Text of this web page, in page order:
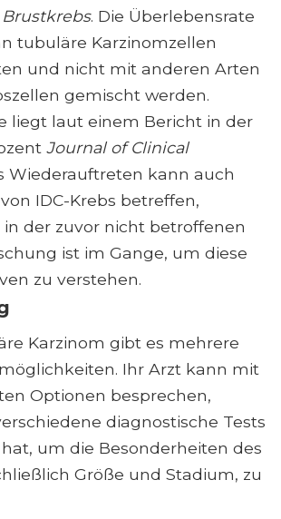
. Die Überlebensrate
tubuläre Karzinomzellen
und nicht mit anderen Arten
gemischt werden.
liegt laut einem Bericht in der
Journal of Clinical
Wiederauftreten kann auch
IDC-Krebs betreffen,
in der zuvor nicht betroffenen
ist im Gange, um diese
zu verstehen.
Karzinom gibt es mehrere
Ihr Arzt kann mit
Optionen besprechen,
diagnostische Tests
um die Besonderheiten des
Größe und Stadium, zu